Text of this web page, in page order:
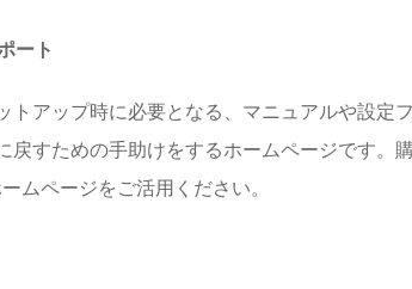
ート
アップ時に必要となる、マニュアルや設定
すための手助けをするホームページです
ムページをご活用ください。